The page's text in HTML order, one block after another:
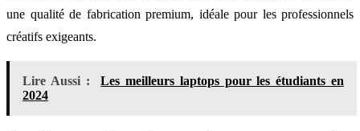
une qualité de fabrication premium, idéale pour les professionnels
créatifs exigeants.
Lire Aussi :
Les meilleurs laptops pour les étudiants en
2024